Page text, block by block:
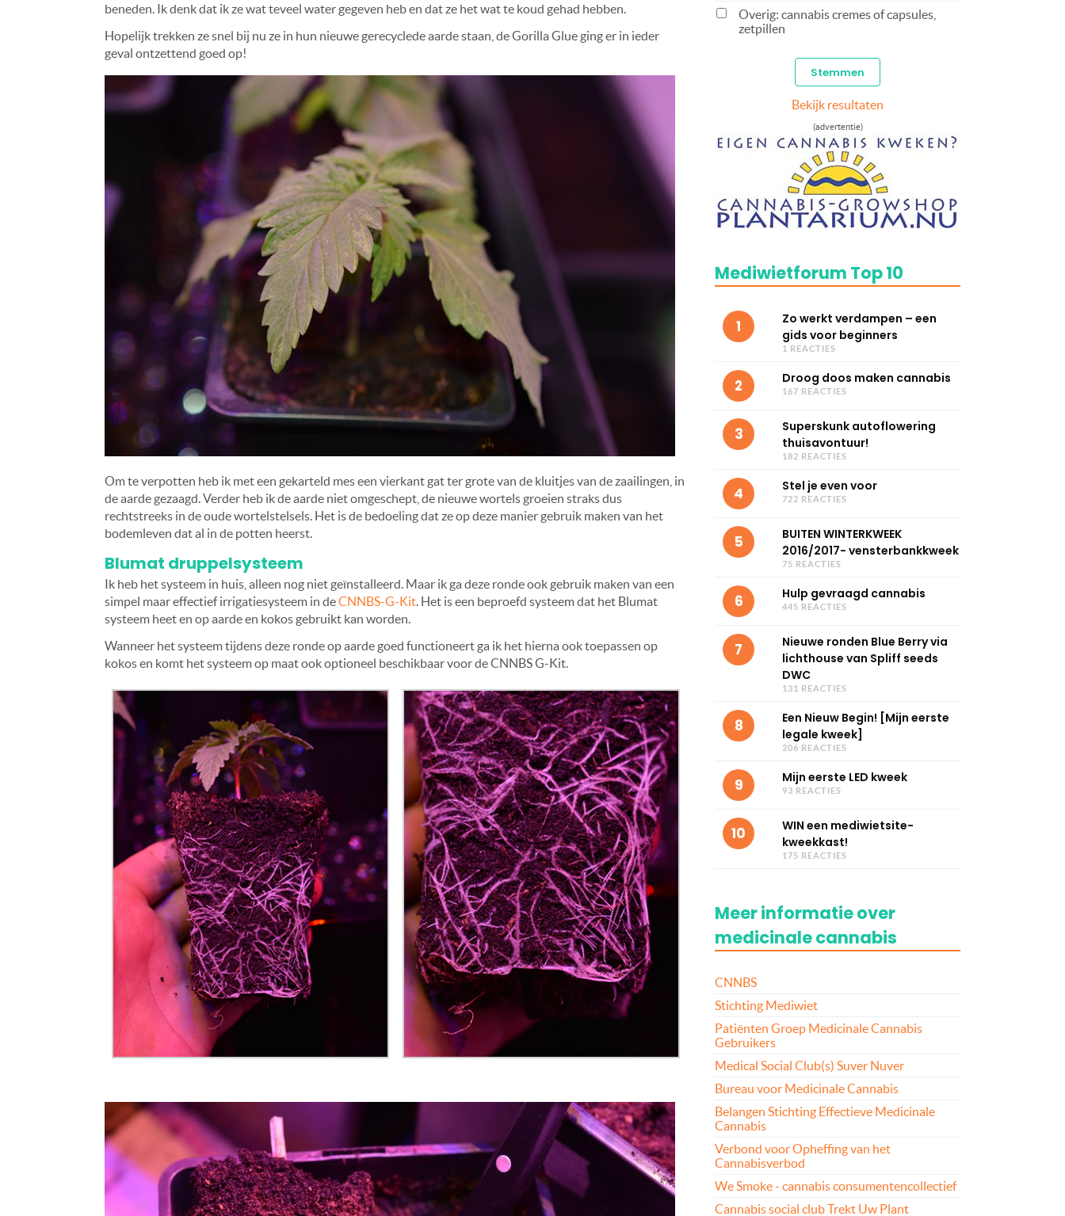
beneden. Ik denk dat ik ze wat teveel water gegeven heb en dat ze het wat te koud gehad hebben.
Hopelijk trekken ze snel bij nu ze in hun nieuwe gerecyclede aarde staan, de Gorilla Glue ging er in ieder
geval ontzettend goed op!
Om te verpotten heb ik met een gekarteld mes een vierkant gat ter grote van de kluitjes van de zaailingen, in
de aarde gezaagd. Verder heb ik de aarde niet omgeschept, de nieuwe wortels groeien straks dus
rechtstreeks in de oude wortelstelsels. Het is de bedoeling dat ze op deze manier gebruik maken van het
bodemleven dat al in de potten heerst.
Blumat druppelsysteem
Ik heb het systeem in huis, alleen nog niet geïnstalleerd. Maar ik ga deze ronde ook gebruik maken van een
simpel maar effectief irrigatiesysteem in deCNNBS-G-Kit. Het is een beproefd systeem dat het Blumat
systeem heet en op aarde en kokos gebruikt kan worden.
Wanneer het systeem tijdens deze ronde op aarde goed functioneert ga ik het hierna ook toepassen op
kokos en komt het systeem op maat ook optioneel beschikbaar voor de CNNBS G-Kit.
Overig: cannabis cremes of capsules,
zetpillen
Bekijk resultaten
(advertentie)
Mediwietforum Top 10
1
Zo werkt verdampen – een
gids voor beginners
1 REACTIES
2 Droog doos maken cannabis
167 REACTIES
3
Superskunk autoflowering
thuisavontuur!
182 REACTIES
4 Stel je even voor
722 REACTIES
5
BUITEN WINTERKWEEK
2016/2017- vensterbankkweek
75 REACTIES
6 Hulp gevraagd cannabis
445 REACTIES
7
Nieuwe ronden Blue Berry via
lichthouse van Spliff seeds
DWC
131 REACTIES
8
Een Nieuw Begin! [Mijn eerste
legale kweek]
206 REACTIES
9 Mijn eerste LED kweek
93 REACTIES
10
WIN een mediwietsite-
kweekkast!
175 REACTIES
Meer informatie over
medicinale cannabis
CNNBS
Stichting Mediwiet
Patiënten Groep Medicinale Cannabis
Gebruikers
Medical Social Club(s) Suver Nuver
Bureau voor Medicinale Cannabis
Belangen Stichting Effectieve Medicinale
Cannabis
Verbond voor Opheffing van het
Cannabisverbod
We Smoke - cannabis consumentencollectief
Cannabis social club Trekt Uw Plant